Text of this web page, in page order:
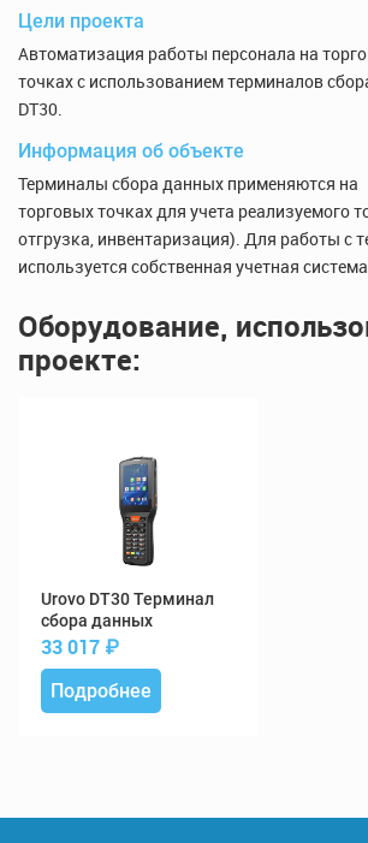
Цели проекта
Автоматизация работы персонала на
точках с использованием терминалов
DT30.
Информация об объекте
Терминалы сбора данных применяются на
торговых точках для учета реализуемого
отгрузка, инвентаризация). Для работы с
используется собственная учетная
Оборудование,
проекте:
DT30 Терминал
сбора данных
33 017 ₽
Подробнее